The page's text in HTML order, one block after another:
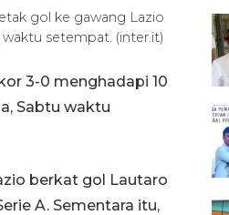
gol ke gawang Lazio
setempat. (inter.it)
3-0 menghadapi 10
Sabtu waktu
berkat gol Lautaro
A. Sementara itu,